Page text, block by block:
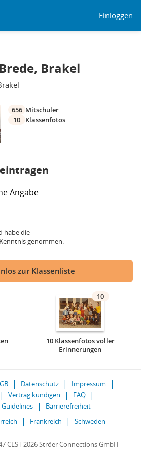
Einloggen
Brakel
656 Mitschüler
10
Klassenfotos
Angabe
habe die
genommen.
zur Klassenliste
10
10 Klassenfotos voller
Erinnerungen
Datenschutz
Impressum
Vertrag kündigen
FAQ
Barrierefreiheit
Frankreich Schweden
CEST 2026 Ströer Connections GmbH